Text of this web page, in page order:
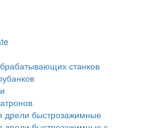
станков
дрели быстрозажимные